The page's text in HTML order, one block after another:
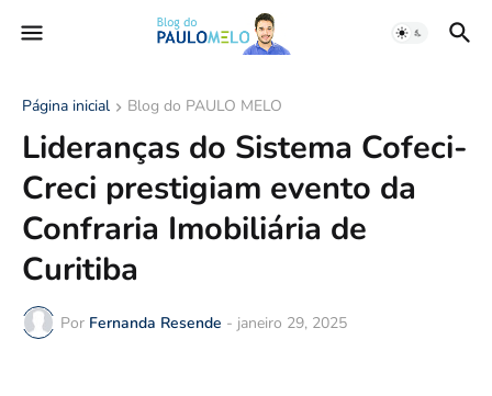
Página inicial Blog do PAULO MELO
Lideranças do Sistema Cofeci-
Creci prestigiam evento da
Confraria Imobiliária de
Curitiba
Por Fernanda Resende - janeiro 29, 2025